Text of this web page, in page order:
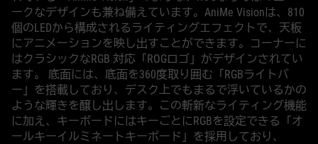
ークなデザインも兼ね備えています。AniMe Visionは、810
個のLEDから構成されるライティングエフェクトで、天板
にアニメーションを映し出すことができます。コーナーに
はクラシックなRGB 対応「ROGロゴ」がデザインされてい
ます。 底面には、底面を360度取り囲む「RGBライトバ
ー」を搭載しており、デスク上でもまるで浮いているかの
ような輝きを醸し出します。この斬新なライティング機能
に加え、キーボードにはキーごとにRGBを設定できる「オ
ールキーイルミネートキーボード」を採用しており、